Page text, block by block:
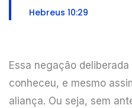
Hebreus 10:29
Essa negação
conheceu, e mesmo
aliança. Ou seja, sem